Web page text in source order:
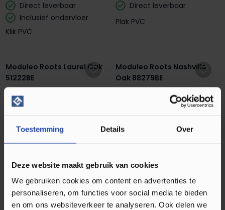
Toestemming Details Over
Deze website maakt gebruik van cookies
We gebruiken cookies om content en advertenties te
personaliseren, om functies voor social media te bieden
en om ons websiteverkeer te analyseren. Ook delen we
Direct leverbaar
Inclusief ondervloer
Klik PVC
Direct leverbaar
Plak PVC
Moduleo Roots Laurel Oak
51222BE
37,95
Plak PVC
Moduleo Roots Nashville
Oak 88279BE
46,95
Plak PVC
Moduleo Roots Ethnic
Wenge 28282Q
34,95m² 43,95